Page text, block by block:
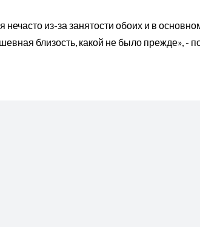
нечасто из-за занятости обоих и в
близость, какой не было прежде», -